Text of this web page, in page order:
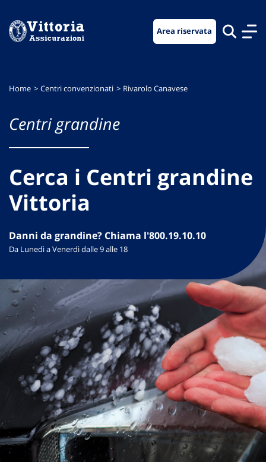
menu
contenuto
footer
Area riservata
Home Centri convenzionati Rivarolo Canavese
Centri grandine
Cerca i Centri grandine
Vittoria
Danni da grandine? Chiama l'800.19.10.10
Da Lunedì a Venerdì dalle 9 alle 18